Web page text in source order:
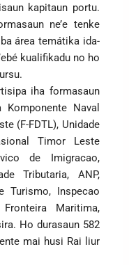
kapitaun portu.
ne’e tenke
área temátika ida-
kualifikadu no ho
iha formasaun
Naval
(F-FDTL), Unidade
Timor Leste
de Imigracao,
Tributaria, ANP,
Turismo, Inspecao
Maritima,
Ho durasaun 582
mai husi Rai liur